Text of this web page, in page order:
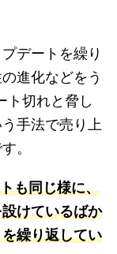
デートを繰り
進化などをう
ト切れと脅し
手法で売り上
。
も同じ様に、
けているばか
繰り返してい